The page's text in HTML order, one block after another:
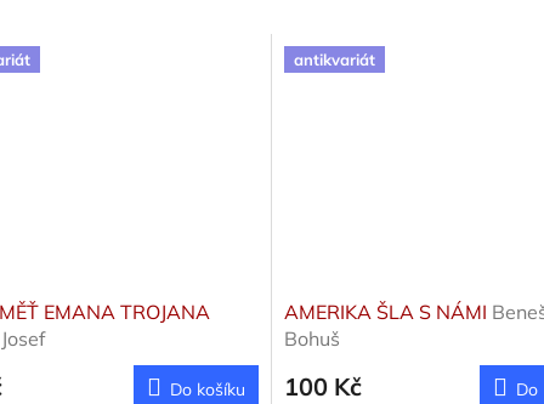
EMANA TROJANA
Do košíku
antikvariát
AMERIKA ŠLA S NÁMI
Bohuš
100 Kč Do